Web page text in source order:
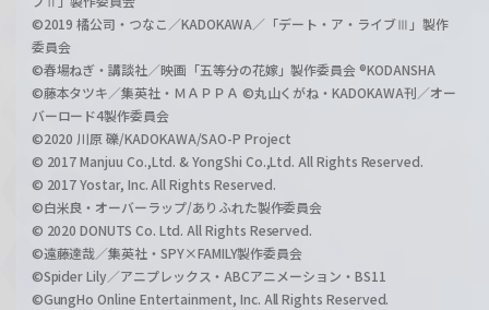
©2019 橘公司・つなこ／KADOKAWA／「デート・ア・ライブⅢ」製作
委員会
©春場ねぎ・講談社／映画「五等分の花嫁」製作委員会 ®KODANSHA
©藤本タツキ／集英社・ＭＡＰＰＡ ©丸山くがね・KADOKAWA刊／オー
バーロード4製作委員会
©2020 川原 礫/KADOKAWA/SAO-P Project
© 2017 Manjuu Co.,Ltd. & YongShi Co.,Ltd. All Rights Reserved.
© 2017 Yostar, Inc. All Rights Reserved.
©白米良・オーバーラップ/ありふれた製作委員会
© 2020 DONUTS Co. Ltd. All Rights Reserved.
©遠藤達哉／集英社・SPY×FAMILY製作委員会
©Spider Lily／アニプレックス・ABCアニメーション・BS11
©GungHo Online Entertainment, Inc. All Rights Reserved.